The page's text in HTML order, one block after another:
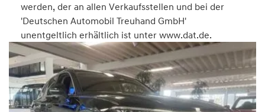
werden, der an allen Verkaufsstellen und bei der
'Deutschen Automobil Treuhand GmbH'
unentgeltlich erhältlich ist unter www.dat.de.